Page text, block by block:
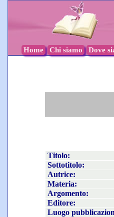
Home Chi siamo Dove
Titolo:
Sottotitolo:
Autrice:
Materia:
Argomento:
Editore:
Luogo